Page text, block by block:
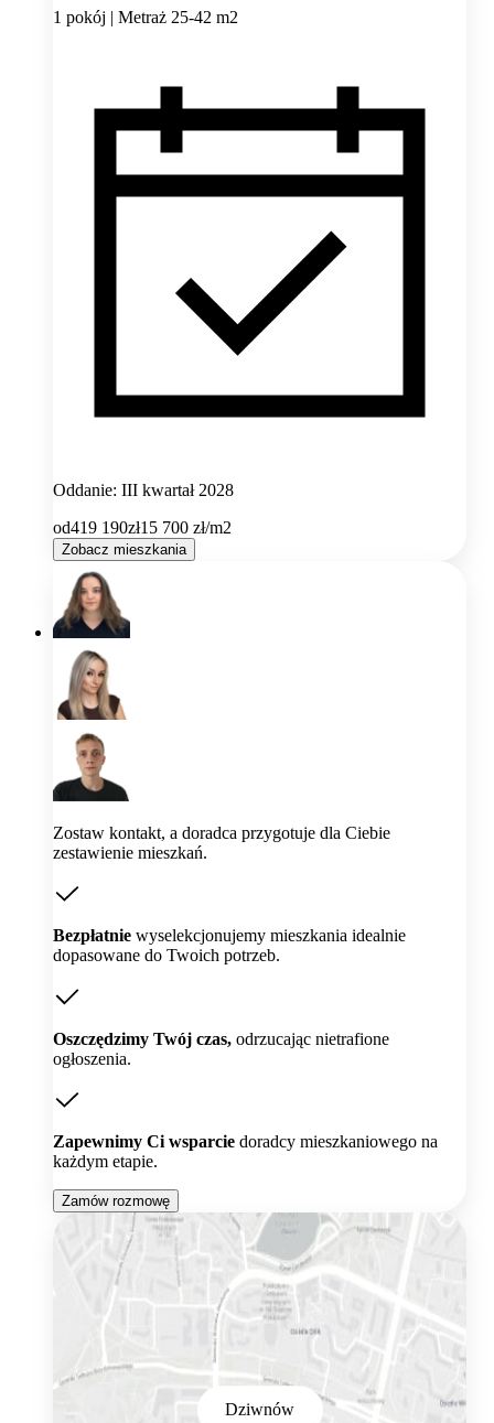
1 pokój | Metraż 25-42 m2
Oddanie: III kwartał 2028
od419 190zł15 700 zł/m2
Zobacz mieszkania
Zostaw kontakt, a doradca przygotuje dla Ciebie
zestawienie mieszkań.
Bezpłatnie wyselekcjonujemy mieszkania idealnie
dopasowane do Twoich potrzeb.
Oszczędzimy Twój czas, odrzucając nietrafione
ogłoszenia.
Zapewnimy Ci wsparcie doradcy mieszkaniowego na
każdym etapie.
Zamów rozmowę
Dziwnów